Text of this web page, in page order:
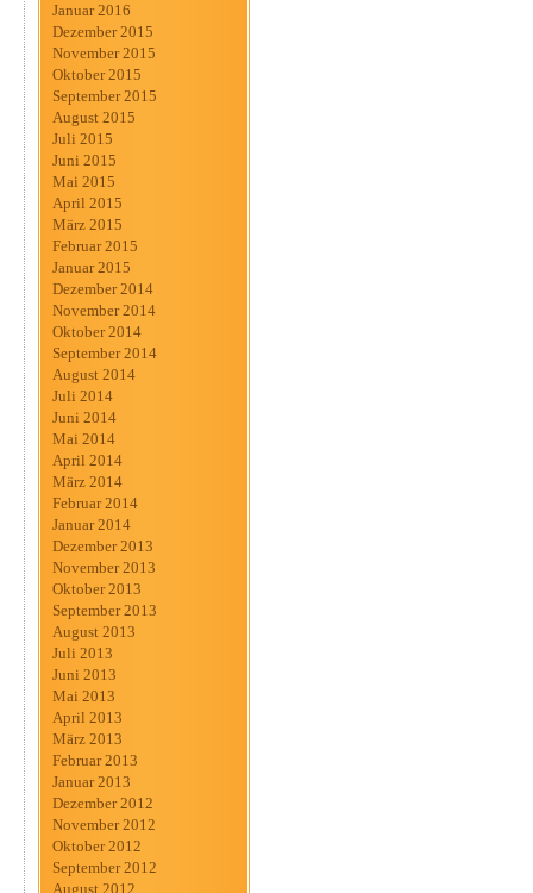
Januar 2016
Dezember 2015
November 2015
Oktober 2015
September 2015
August 2015
Juli 2015
Juni 2015
Mai 2015
April 2015
März 2015
Februar 2015
Januar 2015
Dezember 2014
November 2014
Oktober 2014
September 2014
August 2014
Juli 2014
Juni 2014
Mai 2014
April 2014
März 2014
Februar 2014
Januar 2014
Dezember 2013
November 2013
Oktober 2013
September 2013
August 2013
Juli 2013
Juni 2013
Mai 2013
April 2013
März 2013
Februar 2013
Januar 2013
Dezember 2012
November 2012
Oktober 2012
September 2012
August 2012